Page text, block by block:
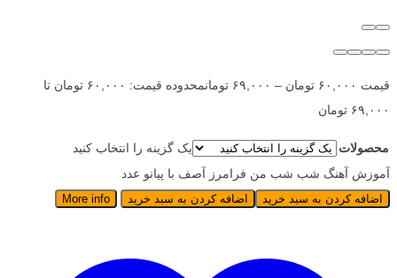
قیمت ۶۰,۰۰۰ تومان – ۶۹,۰۰۰ تومان
محدوده قیمت: ۶۰,۰۰۰ تومان تا
۶۹,۰۰۰ تومان
محصولات
یک گزینه را انتخاب کنید
آموزش آهنگ شب شب من فرامرز آصف با پیانو عدد
اضافه کردن به سبد خرید اضافه کردن به سبد خرید More info